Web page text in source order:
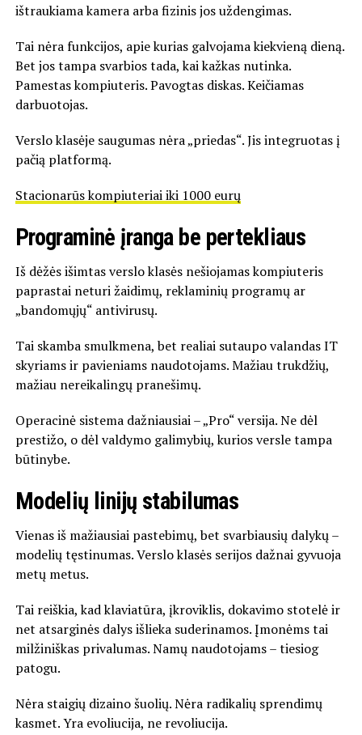
ištraukiama kamera arba fizinis jos uždengimas.
Tai nėra funkcijos, apie kurias galvojama kiekvieną dieną.
Bet jos tampa svarbios tada, kai kažkas nutinka.
Pamestas kompiuteris. Pavogtas diskas. Keičiamas
darbuotojas.
Verslo klasėje saugumas nėra „priedas“. Jis integruotas į
pačią platformą.
Stacionarūs kompiuteriai iki 1000 eurų
Programinė įranga be pertekliaus
Iš dėžės išimtas verslo klasės nešiojamas kompiuteris
paprastai neturi žaidimų, reklaminių programų ar
„bandomųjų“ antivirusų.
Tai skamba smulkmena, bet realiai sutaupo valandas IT
skyriams ir pavieniams naudotojams. Mažiau trukdžių,
mažiau nereikalingų pranešimų.
Operacinė sistema dažniausiai – „Pro“ versija. Ne dėl
prestižo, o dėl valdymo galimybių, kurios versle tampa
būtinybe.
Modelių linijų stabilumas
Vienas iš mažiausiai pastebimų, bet svarbiausių dalykų –
modelių tęstinumas. Verslo klasės serijos dažnai gyvuoja
metų metus.
Tai reiškia, kad klaviatūra, įkroviklis, dokavimo stotelė ir
net atsarginės dalys išlieka suderinamos. Įmonėms tai
milžiniškas privalumas. Namų naudotojams – tiesiog
patogu.
Nėra staigių dizaino šuolių. Nėra radikalių sprendimų
kasmet. Yra evoliucija, ne revoliucija.